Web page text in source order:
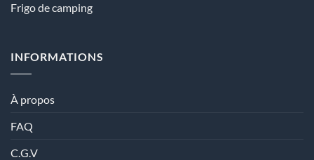
Frigo de camping
INFORMATIONS
À propos
FAQ
C.G.V